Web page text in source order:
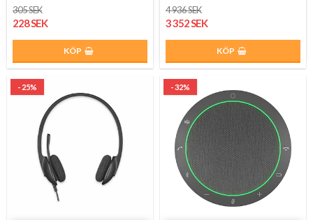
305 SEK
228 SEK
KÖP
4 936 SEK
3 352 SEK
KÖP
- 25% - 32%